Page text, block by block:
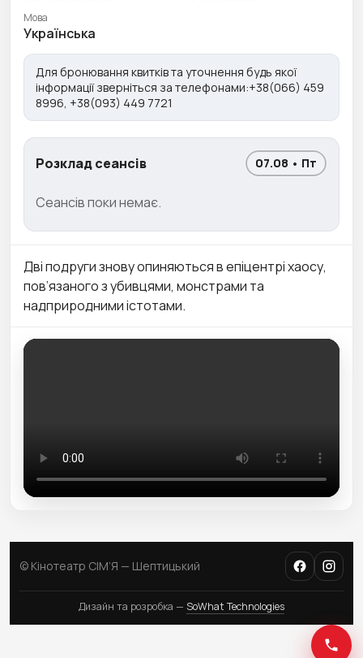
Мова
Українська
Для бронювання квитків та уточнення будь якої
інформації зверніться за телефонами:+38(066) 459
8996, +38(093) 449 7721
Розклад сеансів 07.08 • Пт
Сеансів поки немає.
Дві подруги знову опиняються в епіцентрі хаосу,
пов’язаного з убивцями, монстрами та
надприродними істотами.
© Кінотеатр СІМ’Я — Шептицький
Дизайн та розробка — SoWhat Technologies